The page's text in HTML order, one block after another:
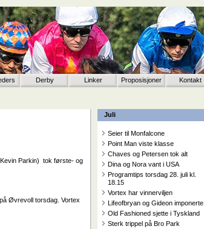
Derby Linker Proposisjoner Kontakt
Juli
Seier til Monfalcone
Point Man viste klasse
Chaves og Petersen tok alt
Dina og Nora vant i USA
Programtips torsdag 28. juli kl.
18.15
Vortex har vinnerviljen
Lifeofbryan og Gideon imponerte
Old Fashioned sjette i Tyskland
Sterk trippel på Bro Park
Kevin Parkin) tok første- og
Øvrevoll torsdag. Vortex